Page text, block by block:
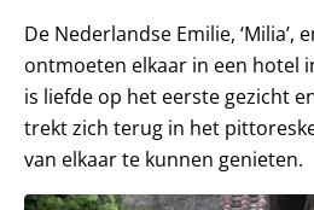
De Nederlandse Emilie, ‘Milia’,
ontmoeten elkaar in een hotel
is liefde op het eerste gezicht
trekt zich terug in het
van elkaar te kunnen genieten.